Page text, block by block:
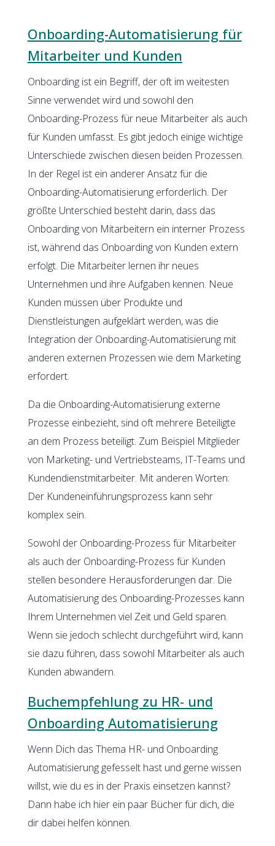
Onboarding-Automatisierung für
Mitarbeiter und Kunden
Onboarding ist ein Begriff, der oft im weitesten
Sinne verwendet wird und sowohl den
Onboarding-Prozess für neue Mitarbeiter als auch
für Kunden umfasst. Es gibt jedoch einige wichtige
Unterschiede zwischen diesen beiden Prozessen.
In der Regel ist ein anderer Ansatz für die
Onboarding-Automatisierung erforderlich. Der
größte Unterschied besteht darin, dass das
Onboarding von Mitarbeitern ein interner Prozess
ist, während das Onboarding von Kunden extern
erfolgt. Die Mitarbeiter lernen ihr neues
Unternehmen und ihre Aufgaben kennen. Neue
Kunden müssen über Produkte und
Dienstleistungen aufgeklärt werden, was die
Integration der Onboarding-Automatisierung mit
anderen externen Prozessen wie dem Marketing
erfordert.
Da die Onboarding-Automatisierung externe
Prozesse einbezieht, sind oft mehrere Beteiligte
an dem Prozess beteiligt. Zum Beispiel Mitglieder
von Marketing- und Vertriebsteams, IT-Teams und
Kundendienstmitarbeiter. Mit anderen Worten:
Der Kundeneinführungsprozess kann sehr
komplex sein.
Sowohl der Onboarding-Prozess für Mitarbeiter
als auch der Onboarding-Prozess für Kunden
stellen besondere Herausforderungen dar. Die
Automatisierung des Onboarding-Prozesses kann
Ihrem Unternehmen viel Zeit und Geld sparen.
Wenn sie jedoch schlecht durchgeführt wird, kann
sie dazu führen, dass sowohl Mitarbeiter als auch
Kunden abwandern.
Buchempfehlung zu HR- und
Onboarding Automatisierung
Wenn Dich das Thema HR- und Onboarding
Automatisierung gefesselt hast und gerne wissen
willst, wie du es in der Praxis einsetzen kannst?
Dann habe ich hier ein paar Bücher für dich, die
dir dabei helfen können.